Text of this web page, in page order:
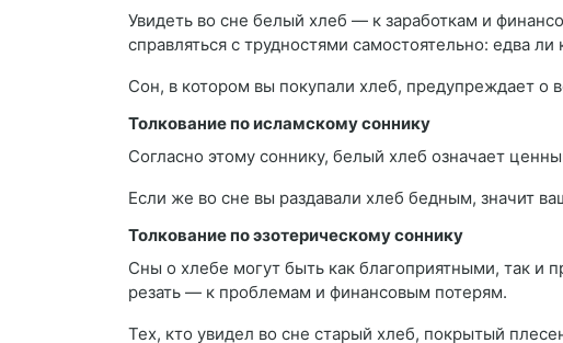
Увидеть во сне белый хлеб — к заработкам и
справляться с трудностями самостоятельно: едва
Сон, в котором вы покупали хлеб, предупреждает о
Толкование по исламскому соннику
Согласно этому соннику, белый хлеб означает
Если же во сне вы раздавали хлеб бедным, значит
Толкование по эзотерическому соннику
Сны о хлебе могут быть как благоприятными, так
резать — к проблемам и финансовым потерям.
Тех, кто увидел во сне старый хлеб, покрытый